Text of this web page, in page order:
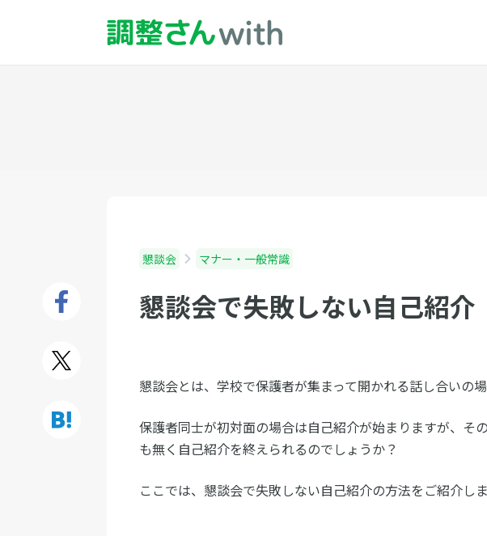
懇談会 マナー・一般常識
懇談会で失敗しない自己紹介
懇談会とは、学校で保護者が集まって開かれる話し合いの場
保護者同士が初対面の場合は自己紹介が始まりますが、そ
も無く自己紹介を終えられるのでしょうか？
ここでは、懇談会で失敗しない自己紹介の方法をご紹介しま